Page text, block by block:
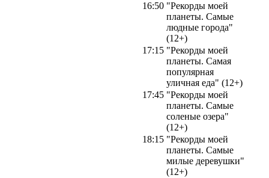
16:50 "Рекорды моей
планеты. Самые
людные города"
(12+)
17:15 "Рекорды моей
планеты. Самая
популярная
уличная еда" (12+)
17:45 "Рекорды моей
планеты. Самые
соленые озера"
(12+)
18:15 "Рекорды моей
планеты. Самые
милые деревушки"
(12+)